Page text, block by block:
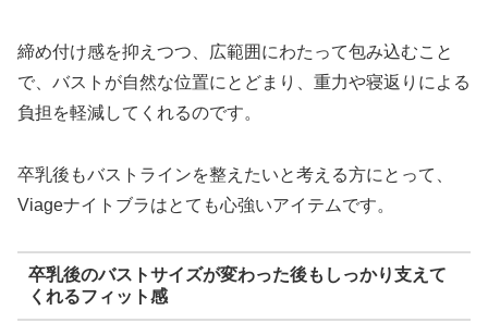
締め付け感を抑えつつ、広範囲にわたって包み込むこと
で、バストが自然な位置にとどまり、重力や寝返りによる
負担を軽減してくれるのです。
卒乳後もバストラインを整えたいと考える方にとって、
Viageナイトブラはとても心強いアイテムです。
卒乳後のバストサイズが変わった後もしっかり支えて
くれるフィット感